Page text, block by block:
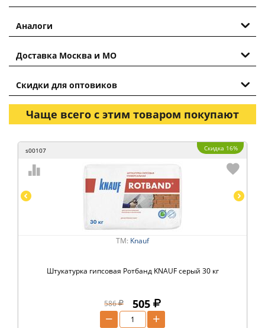
Аналоги
Доставка Москва и МО
Скидки для оптовиков
Чаще всего с этим товаром покупают
s00107 Скидка 16%
ТМ: Knauf
Штукатурка гипсовая Ротбанд KNAUF серый 30 кг
586 505
+
−